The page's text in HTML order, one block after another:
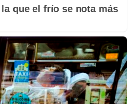
que el frío se nota más